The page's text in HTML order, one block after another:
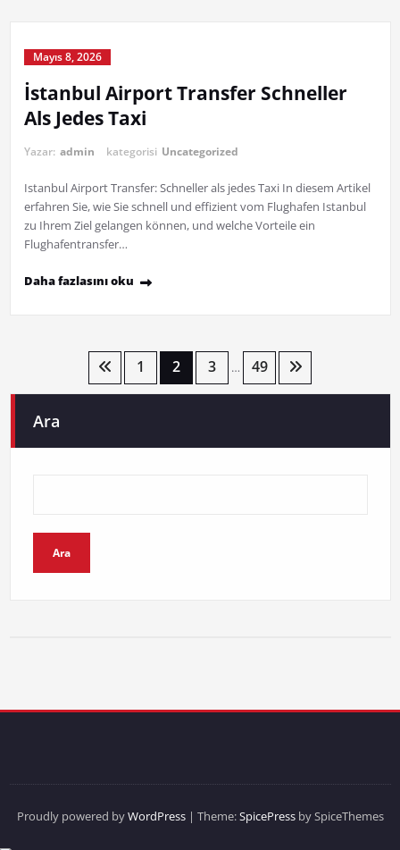
Mayıs 8, 2026
İstanbul Airport Transfer Schneller
Als Jedes Taxi
Yazar: admin kategorisi Uncategorized
Istanbul Airport Transfer: Schneller als jedes Taxi In diesem Artikel
erfahren Sie, wie Sie schnell und effizient vom Flughafen Istanbul
zu Ihrem Ziel gelangen können, und welche Vorteile ein
Flughafentransfer…
Daha fazlasını oku
sayfalaması
1 2 3 … 49
Ara
Ara
Proudly powered byWordPress| Theme:SpicePressby SpiceThemes